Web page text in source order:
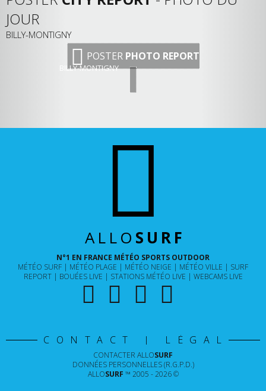
JOUR
BILLY-MONTIGNY
POSTER PHOTO REPORT
BILLY-MONTIGNY
ALLO SURF
N°1 EN FRANCE MÉTÉO SPORTS OUTDOOR
MÉTÉO SURF
MÉTÉO PLAGE MÉTÉO NEIGE MÉTÉO VILLE
SURF
REPORT
BOUÉES LIVE STATIONS MÉTÉO LIVE WEBCAMS LIVE
CONTACT | LÉGAL
CONTACTER ALLOSURF
DONNÉES PERSONNELLES (R.G.P.D.)
ALLOSURF ™ 2005 - 2026 ©